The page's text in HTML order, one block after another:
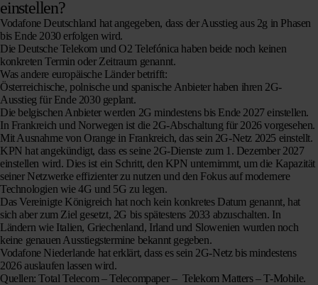
einstellen?
Vodafone Deutschland hat angegeben, dass der Ausstieg aus 2g in Phasen
bis Ende 2030 erfolgen wird.
Die Deutsche Telekom und O2 Telefónica haben beide noch keinen
konkreten Termin oder Zeitraum genannt.
Was andere europäische Länder betrifft:
Österreichische, polnische und spanische Anbieter haben ihren 2G-
Ausstieg für Ende 2030 geplant.
Die belgischen Anbieter werden 2G mindestens bis Ende 2027 einstellen.
In Frankreich und Norwegen ist die 2G-Abschaltung für 2026 vorgesehen.
Mit Ausnahme von Orange in Frankreich, das sein 2G-Netz 2025 einstellt.
KPN hat angekündigt, dass es seine 2G-Dienste zum 1. Dezember 2027
einstellen wird. Dies ist ein Schritt, den KPN unternimmt, um die Kapazität
seiner Netzwerke effizienter zu nutzen und den Fokus auf modernere
Technologien wie 4G und 5G zu legen.
Das Vereinigte Königreich hat noch kein konkretes Datum genannt, hat
sich aber zum Ziel gesetzt, 2G bis spätestens 2033 abzuschalten. In
Ländern wie Italien, Griechenland, Irland und Slowenien wurden noch
keine genauen Ausstiegstermine bekannt gegeben.
Vodafone Niederlande hat erklärt, dass es sein 2G-Netz bis mindestens
2026 auslaufen lassen wird.
Quellen: Total Telecom – Telecompaper – Telekom Matters – T-Mobile.